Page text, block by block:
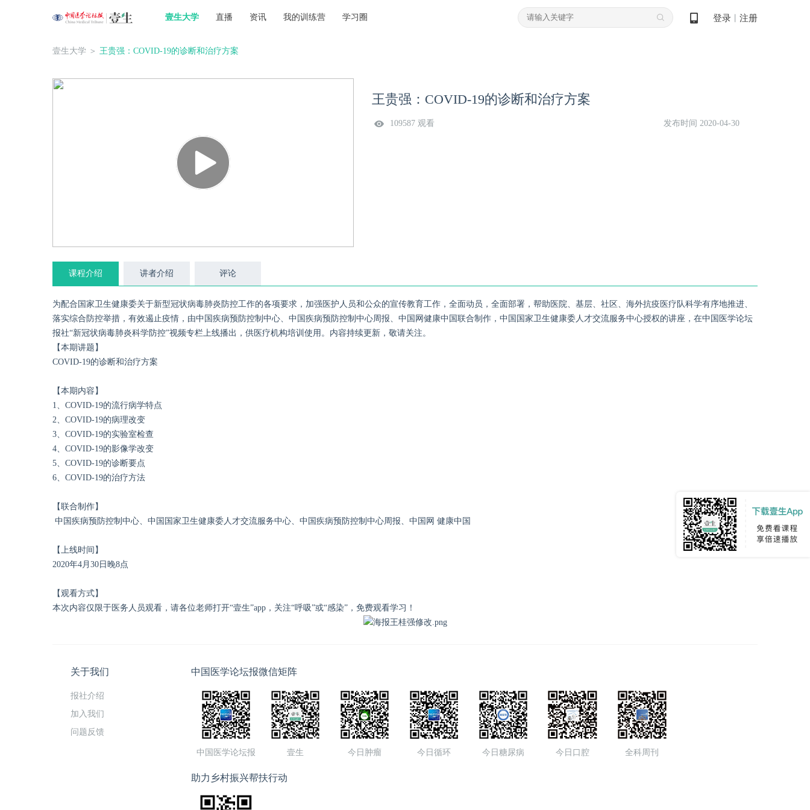
壹生大学 直播 资讯 我的训练营 学习圈 登录 注册
壹生大学 ＞ 王贵强：COVID-19的诊断和治疗方案
王贵强：COVID-19的诊断和治疗方案
109587 观看 发布时间 2020-04-30
课程介绍 讲者介绍 评论
为配合国家卫生健康委关于新型冠状病毒肺炎防控工作的各项要求，加强医护人员和公众的宣传教育工作，全面动员，全面部署，帮助医院、基层、社区、海外抗疫医疗队科学有序地推进、
落实综合防控举措，有效遏止疫情，由中国疾病预防控制中心、中国疾病预防控制中心周报、中国网健康中国联合制作，中国国家卫生健康委人才交流服务中心授权的讲座，在中国医学论坛
报社“新冠状病毒肺炎科学防控”视频专栏上线播出，供医疗机构培训使用。内容持续更新，敬请关注。
【本期讲题】
COVID-19的诊断和治疗方案
【本期内容】
1、COVID-19的流行病学特点
2、COVID-19的病理改变
3、COVID-19的实验室检查
4、COVID-19的影像学改变
5、COVID-19的诊断要点
6、COVID-19的治疗方法
【联合制作】
中国疾病预防控制中心、中国国家卫生健康委人才交流服务中心、中国疾病预防控制中心周报、中国网 健康中国
【上线时间】
2020年4月30日晚8点
【观看方式】
本次内容仅限于医务人员观看，请各位老师打开“壹生”app，关注“呼吸”或“感染”，免费观看学习！
关于我们
报社介绍
加入我们
问题反馈
中国医学论坛报微信矩阵
中国医学论坛报 壹生 今日肿瘤 今日循环 今日糖尿病 今日口腔 全科周刊
助力乡村振兴帮扶行动